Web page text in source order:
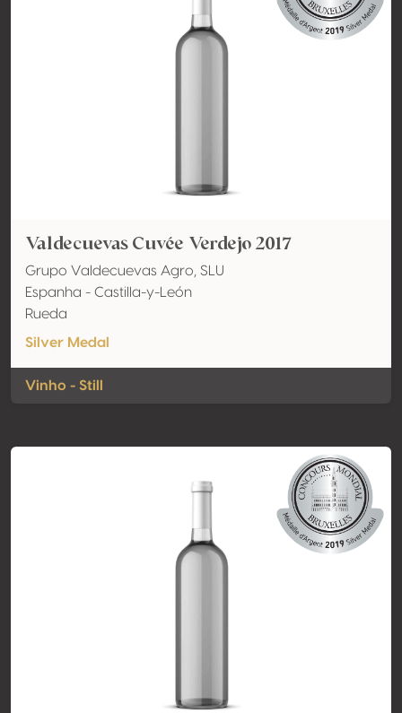
Valdecuevas Cuvée Verdejo 2017
Grupo Valdecuevas Agro, SLU
Espanha - Castilla-y-León
Rueda
Silver Medal
Vinho - Still